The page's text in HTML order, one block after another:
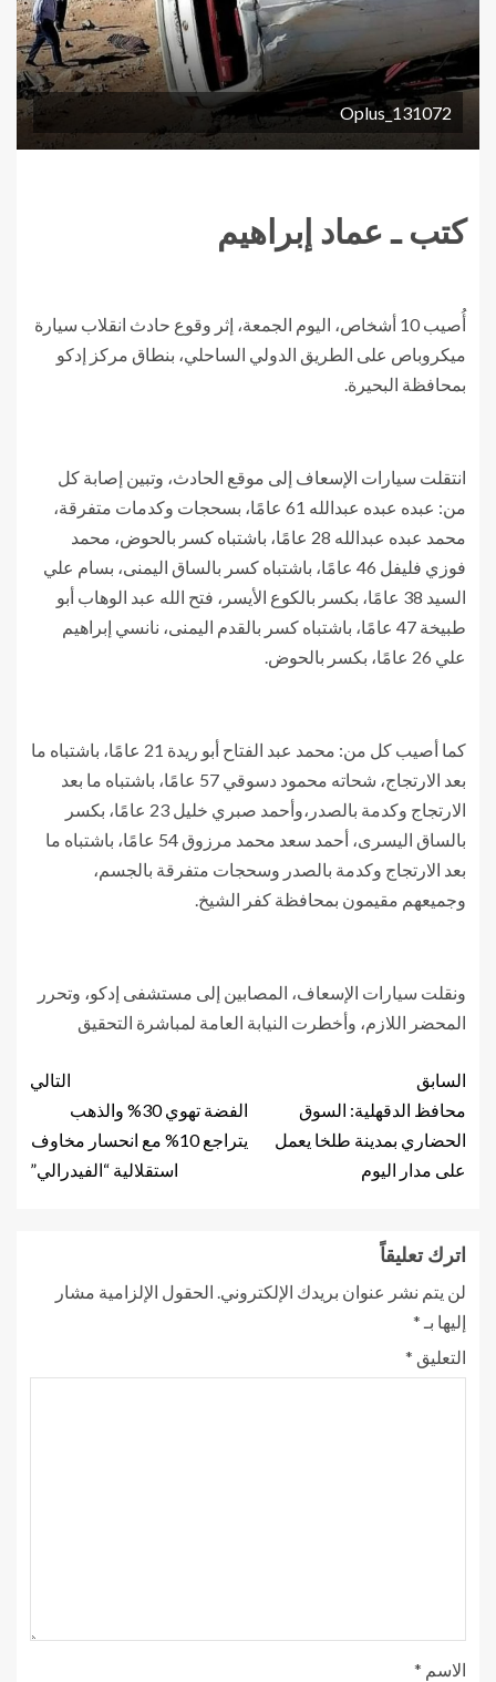
Oplus_131072
كتب ـ عماد إبراهيم
أُصيب 10 أشخاص، اليوم الجمعة، إثر وقوع حادث انقلاب سيارة
ميكروباص على الطريق الدولي الساحلي، بنطاق مركز إدكو
بمحافظة البحيرة.
انتقلت سيارات الإسعاف إلى موقع الحادث، وتبين إصابة كل
من: عبده عبده عبدالله 61 عامًا، بسحجات وكدمات متفرقة،
محمد عبده عبدالله 28 عامًا، باشتباه كسر بالحوض، محمد
فوزي فليفل 46 عامًا، باشتباه كسر بالساق اليمنى، بسام علي
السيد 38 عامًا، بكسر بالكوع الأيسر، فتح الله عبد الوهاب أبو
طبيخة 47 عامًا، باشتباه كسر بالقدم اليمنى، نانسي إبراهيم
علي 26 عامًا، بكسر بالحوض.
كما أصيب كل من: محمد عبد الفتاح أبو ريدة 21 عامًا، باشتباه ما
بعد الارتجاج، شحاته محمود دسوقي 57 عامًا، باشتباه ما بعد
الارتجاج وكدمة بالصدر،وأحمد صبري خليل 23 عامًا، بكسر
بالساق اليسرى، أحمد سعد محمد مرزوق 54 عامًا، باشتباه ما
بعد الارتجاج وكدمة بالصدر وسحجات متفرقة بالجسم،
وجميعهم مقيمون بمحافظة كفر الشيخ.
ونقلت سيارات الإسعاف، المصابين إلى مستشفى إدكو، وتحرر
المحضر اللازم، وأخطرت النيابة العامة لمباشرة التحقيق
السابق
محافظ الدقهلية: السوق
الحضاري بمدينة طلخا يعمل
على مدار اليوم
التالي
الفضة تهوي 30% والذهب
يتراجع 10% مع انحسار مخاوف
استقلالية “الفيدرالي”
اترك تعليقاً
لن يتم نشر عنوان بريدك الإلكتروني. الحقول الإلزامية مشار
إليها بـ *
التعليق *
الاسم *